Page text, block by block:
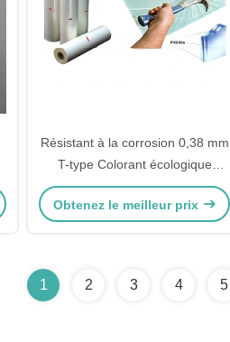
Résistant à la corrosion 0,38 mm
T-type Colorant écologique
Translucide EVA Film de rouleau
d'emballage pour sacs
Obtenez le meilleur prix
1 2 3 4 5